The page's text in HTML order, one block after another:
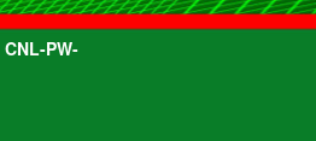
CNL-PW-